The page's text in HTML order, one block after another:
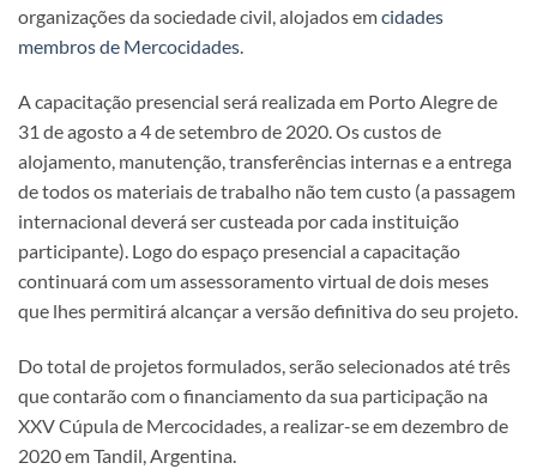
organizações da sociedade civil, alojados emcidades
membros de Mercocidades.
A capacitação presencial será realizada em Porto Alegre de
31 de agosto a 4 de setembro de 2020. Os custos de
alojamento, manutenção, transferências internas e a entrega
de todos os materiais de trabalho não tem custo (a passagem
internacional deverá ser custeada por cada instituição
participante). Logo do espaço presencial a capacitação
continuará com um assessoramento virtual de dois meses
que lhes permitirá alcançar a versão definitiva do seu projeto.
Do total de projetos formulados, serão selecionados até três
que contarão com o financiamento da sua participação na
XXV Cúpula de Mercocidades, a realizar-se em dezembro de
2020 em Tandil, Argentina.